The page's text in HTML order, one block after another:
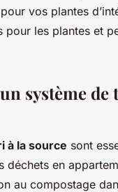
vos plantes
pour les plantes et
système de
à la source sont
déchets en
au compostage